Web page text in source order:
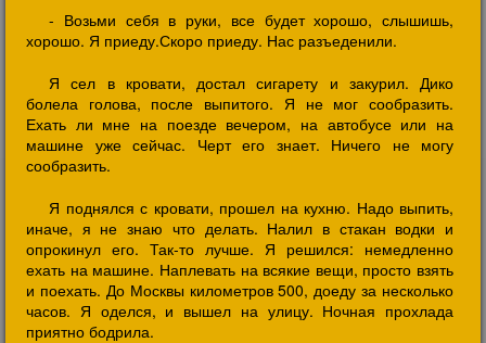
- Возьми себя в руки, все будет хорошо, слышишь,
хорошо. Я приеду.Скоро приеду. Нас разъеденили.
Я сел в кровати, достал сигарету и закурил. Дико
болела голова, после выпитого. Я не мог сообразить.
Ехать ли мне на поезде вечером, на автобусе или на
машине уже сейчас. Черт его знает. Ничего не могу
сообразить.
Я поднялся с кровати, прошел на кухню. Надо выпить,
иначе, я не знаю что делать. Налил в стакан водки и
опрокинул его. Так-то лучше. Я решился: немедленно
ехать на машине. Наплевать на всякие вещи, просто взять
и поехать. До Москвы километров 500, доеду за несколько
часов. Я оделся, и вышел на улицу. Ночная прохлада
приятно бодрила.